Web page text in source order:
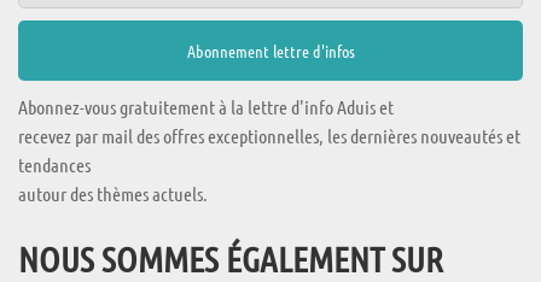
Abonnez-vous gratuitement à la lettre d'info Aduis et
recevez par mail des offres exceptionnelles, les dernières nouveautés et
tendances
autour des thèmes actuels.
NOUS SOMMES ÉGALEMENT SUR